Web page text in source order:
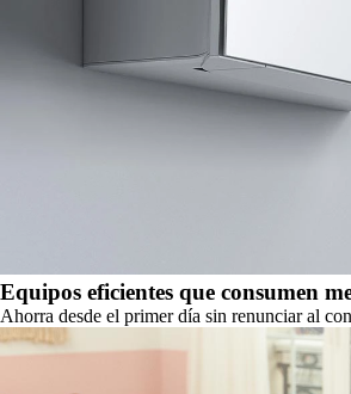
Equipos eficientes que consumen
Ahorra desde el primer día sin renunciar al